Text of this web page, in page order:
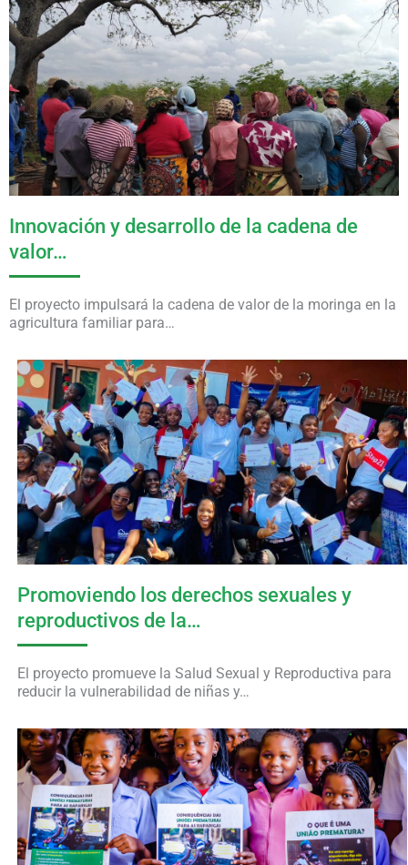
Innovación y desarrollo de la cadena de
valor…
El proyecto impulsará la cadena de valor de la moringa en la
agricultura familiar para…
Promoviendo los derechos sexuales y
reproductivos de la…
El proyecto promueve la Salud Sexual y Reproductiva para
reducir la vulnerabilidad de niñas y…